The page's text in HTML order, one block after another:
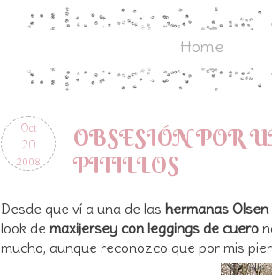
Home
Oct
20
2008
OBSESIÓN POR
PITILLOS
Desde que ví a una de las hermanas Olsen
look de maxijersey con leggings de cuero
mucho, aunque reconozco que por mis